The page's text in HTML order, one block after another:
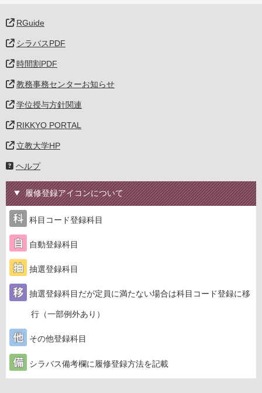
RGuide
シラバスPDF
時間割PDF
教務事務センターお知らせ
学位授与方針関連
RIKKYO PORTAL
立教大学HP
ヘルプ
履修登録アイコンについて
科目コード登録科目
自動登録科目
抽選登録科目
抽選登録科目だが定員に満たない場合は科目コード登録に移
行（一部例外あり）
その他登録科目
シラバス備考欄に履修登録方法を記載